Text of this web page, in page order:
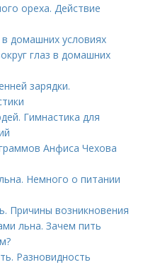
ореха. Действие
домашних условиях
глаз в домашних
зарядки.
Гимнастика для
Анфиса Чехова
Немного о питании
Причины возникновения
льна. Зачем пить
Разновидность